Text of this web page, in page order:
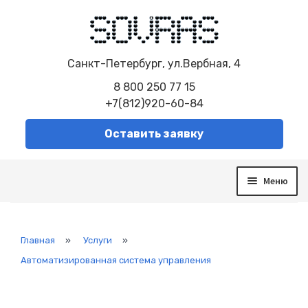
Санкт-Петербург, ул.Вербная, 4
8 800 250 77 15
+7(812)920-60-84
Оставить заявку
Меню
Сборка электрощитов
Автоматизированная система управления
Главная » Услуги
»
Автоматизированная система управления